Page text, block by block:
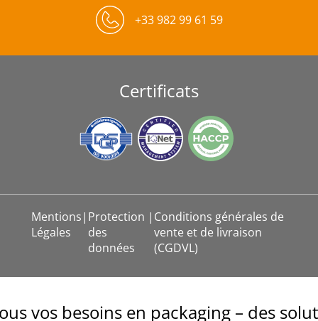
+33 982 99 61 59
Certificats
Mentions
Légales
| Protection
des
données
| Conditions générales de
vente et de livraison
(CGDVL)
vos besoins en packaging – des